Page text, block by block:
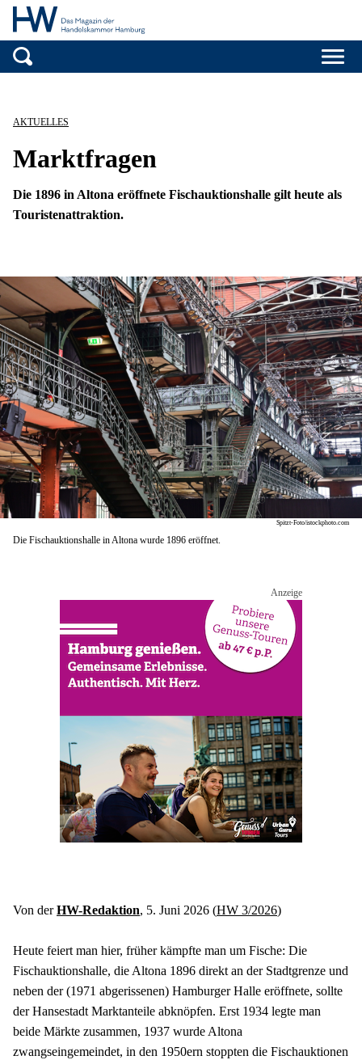
Handelskammer
AKTUELLES
Marktfragen
Die 1896 in Altona eröffnete Fischauktionshalle gilt heute als
Touristenattraktion.
Spitzt-Foto/istockphoto.com
Die Fischauktionshalle in Altona wurde 1896 eröffnet.
Von der HW-Redaktion, 5. Juni 2026 (HW 3/2026)
Heute feiert man hier, früher kämpfte man um Fische: Die
Fischauktionshalle, die Altona 1896 direkt an der Stadtgrenze und
neben der (1971 abgerissenen) Hamburger Halle eröffnete, sollte
der Hansestadt Marktanteile abknöpfen. Erst 1934 legte man
beide Märkte zusammen, 1937 wurde Altona
zwangseingemeindet, in den 1950ern stoppten die Fischauktionen